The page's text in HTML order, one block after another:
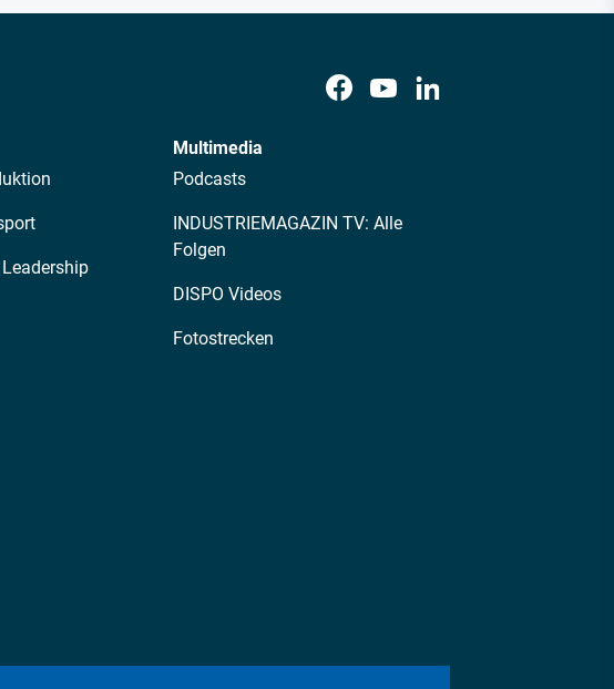
Multimedia
Podcasts
INDUSTRIEMAGAZIN TV: Alle
Folgen
DISPO Videos
Fotostrecken